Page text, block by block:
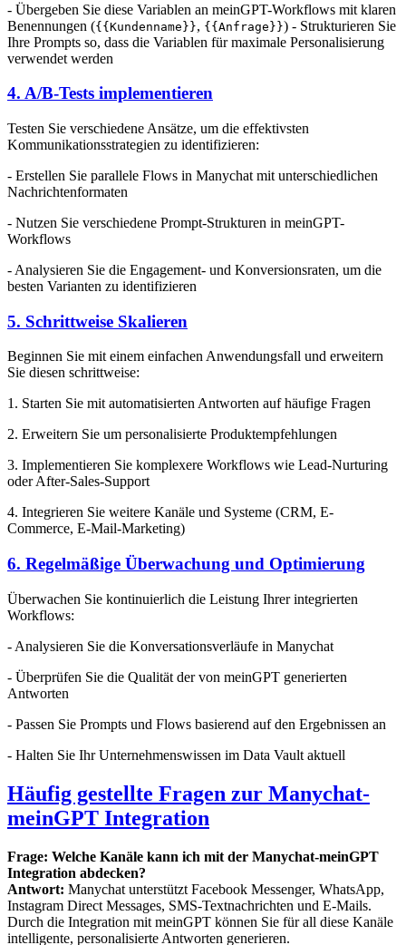
- Übergeben Sie diese Variablen an meinGPT-Workflows mit klaren
Benennungen ({{Kundenname}}, {{Anfrage}}) - Strukturieren Sie
Ihre Prompts so, dass die Variablen für maximale Personalisierung
verwendet werden
4. A/B-Tests implementieren
Testen Sie verschiedene Ansätze, um die effektivsten
Kommunikationsstrategien zu identifizieren:
- Erstellen Sie parallele Flows in Manychat mit unterschiedlichen
Nachrichtenformaten
- Nutzen Sie verschiedene Prompt-Strukturen in meinGPT-
Workflows
- Analysieren Sie die Engagement- und Konversionsraten, um die
besten Varianten zu identifizieren
5. Schrittweise Skalieren
Beginnen Sie mit einem einfachen Anwendungsfall und erweitern
Sie diesen schrittweise:
1. Starten Sie mit automatisierten Antworten auf häufige Fragen
2. Erweitern Sie um personalisierte Produktempfehlungen
3. Implementieren Sie komplexere Workflows wie Lead-Nurturing
oder After-Sales-Support
4. Integrieren Sie weitere Kanäle und Systeme (CRM, E-
Commerce, E-Mail-Marketing)
6. Regelmäßige Überwachung und Optimierung
Überwachen Sie kontinuierlich die Leistung Ihrer integrierten
Workflows:
- Analysieren Sie die Konversationsverläufe in Manychat
- Überprüfen Sie die Qualität der von meinGPT generierten
Antworten
- Passen Sie Prompts und Flows basierend auf den Ergebnissen an
- Halten Sie Ihr Unternehmenswissen im Data Vault aktuell
Häufig gestellte Fragen zur Manychat-
meinGPT Integration
Frage: Welche Kanäle kann ich mit der Manychat-meinGPT
Integration abdecken?
Antwort: Manychat unterstützt Facebook Messenger, WhatsApp,
Instagram Direct Messages, SMS-Textnachrichten und E-Mails.
Durch die Integration mit meinGPT können Sie für all diese Kanäle
intelligente, personalisierte Antworten generieren.